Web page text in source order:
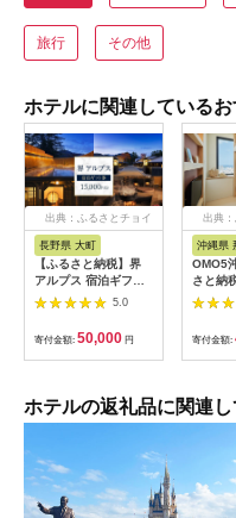
旅行 その他
ホテルに関連している
出典：ふるさとチョイ
長野県 大町
【ふるさと納税】界
アルプス 宿泊ギフト
券（15,000円分）
【星野リゾート】
5.0
寄付金額: 50,000 円
出典
沖縄県
OMO5
さと納
(12,000
寄付金額:
ホテルの返礼品に関連